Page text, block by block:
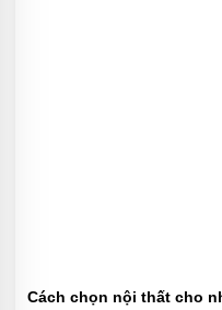
Cách chọn nội thất cho